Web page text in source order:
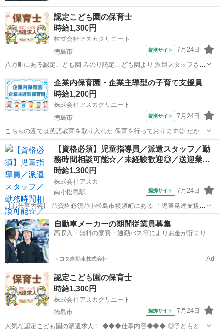
認定こども園の保育士
時給1,300円
株式会社アスカクリエート
徳島市
提携サイト 7月24日
八万町にある認定こども園 みのり認定こども園より 派遣スタッフさん
募集です☆ 子ども一人一人を大切にし、 保護者や地域にも愛され 明
るく楽しい雰囲気のこども園です♪ *・。★⌒．。・*⌒☆*・，。★・*
■ 勤務条件 ...
徳島 徳島市 保育士
企業内保育園・企業主導型の子育て支援員
時給1,200円
株式会社アスカクリエート
徳島市
提携サイト 7月24日
こちらの園では英語教育を取り入れた 保育を行っております◎ だから
と言って ★英語スキルは一切不問です★ 英語教育を導入したカリキュ
ラムや 朝の会・帰りの会は外国人の英語教師が 担当いたします(^^)/
一緒に子どもた...
徳島 保育士
【資格必須】児童指導員／派遣スタッフ／勤
務時間相談可能☆／未経験歓迎◎／送迎業…
時給1,300円
株式会社アスカ
南小松島駅
提携サイト 7月24日
【お仕事内容】 ◎資格必須◎小松島市横須町にある 「児童発達支援セ
ンターめだか」の 派遣児童指導員さんの求人です！ ことばや運動等発
達が気になる 就学前（1歳～5歳）のお子様を対象とし あそびや生活習
慣の指導、言語訓練等を...
徳島 小松島市 南小松島駅 保育士
自動車メーカーの期間従業員募集
高収入・無料の寮費・通勤バス等によりお金が貯まりや
トヨタ自動車株式会社 Ad
認定こども園の保育士
時給1,300円
株式会社アスカクリエート
徳島市
提携サイト 7月24日
人気な認定こども園の派遣求人！ ◆◆◆仕事内容◆◆◆ ◎子どもと元